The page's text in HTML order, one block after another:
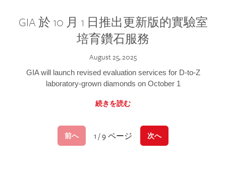
GIA 於 10 月 1 日推出更新版的實驗室
培育鑽石服務
August 25, 2025
GIA will launch revised evaluation services for D-to-Z
laboratory-grown diamonds on October 1
続きを読む
前へ 1 / 9 ページ 次へ